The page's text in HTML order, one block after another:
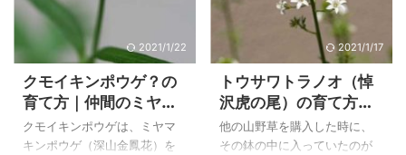
からコバノタツナミとしまし
た。 学者の間でも意見が分か
れているということで、図鑑
によって違っているというこ
とですが、日光植物園で写し
たものは、山溪ハンディ図鑑
２ 「山に咲く花」を参考に
して、トウゴクシソバタツナ
rupifragum ‘Flore Pleno’では
ないかと思いましたが、確信
は持てません。 多年草でとて
もきれいな花でロックガーデ
ン植えにした楽しみました
が、枯れてしまい残念に思っ
ています。 下に、帰化植物の
ナガミヒナゲシの特徴と写真
2021/1/22
クモイキンポウゲ？の
育て方｜仲間のミヤマ
キンポウゲ、ヤエミヤ
マキンポウゲ、ウマノ
クモイキンポウゲは、ミヤマ
キンポウゲ（深山金鳳花）を
2021/1/17
トウサワトラノオ（悼
沢虎の尾）の育て方｜
同じ仲間のオカトラノ
オ、ヌマトラノオ
他の山野草を購入した時に、
その鉢の中に入っていたのが